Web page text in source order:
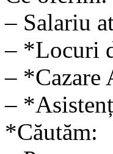
– Salariu
– *Locuri
– *Cazare
–
*Căutăm: